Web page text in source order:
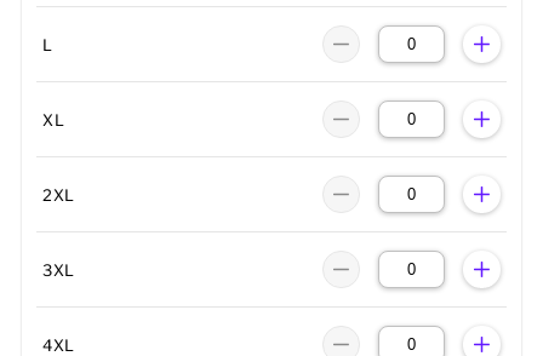
L
XL
2XL
3XL
4XL